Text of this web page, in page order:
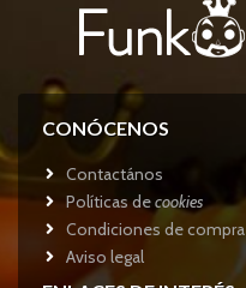
CONÓCENOS
Contactános
Políticas decookies
Condiciones de compra
Aviso legal